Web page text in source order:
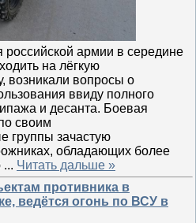
российской армии в середине
на лёгкую
возникали вопросы о
ввиду полного
и десанта. Боевая
своим
группы зачастую
обладающих более
... Читать дальше »
противника в
ведётся огонь по ВСУ в